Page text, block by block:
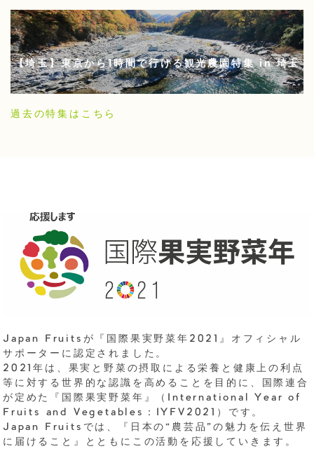
【埼玉】東京から1時間で行ける観光農園特集 in 埼玉
過去の特集はこちら
Japan Fruitsが『国際果実野菜年2021』オフィシャル
サポーターに認定されました。
2021年は、果実と野菜の摂取による栄養と健康上の利点
等に対する世界的な認識を高めることを目的に、国際連合
が定めた『国際果実野菜年』（International Year of
Fruits and Vegetables：IYFV2021）です。
Japan Fruitsでは、『日本の“農芸品”の魅力を伝え世界
に届けること』とともにこの活動を応援していきます。